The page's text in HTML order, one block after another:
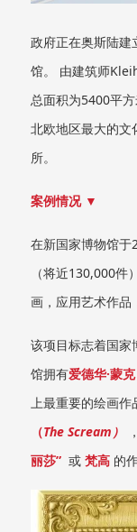
政府正在奥斯陆建
馆。 由建筑师
总面积为5400平
北欧地区最大的文
所。
案例情况 ▼
在新国家博物馆于
（将近130,000
画，应用艺术作品
该项目标志着国家
馆拥有爱德华·蒙
上最重要的绘画作
（The Scream ）
丽莎” 或 梵高 的